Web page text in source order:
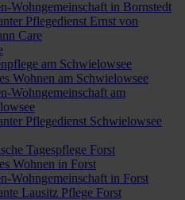
Wohngemeinschaft in Bornstedt
Pflegedienst Ernst von
Care
am Schwielowsee
Wohnen am Schwielowsee
Wohngemeinschaft am
Pflegedienst Schwielowsee
Tagespflege Forst
Wohnen in Forst
Wohngemeinschaft in Forst
Lausitz Pflege Forst